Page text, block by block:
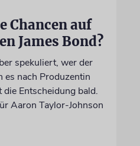
Chancen auf
James Bond?
spekuliert, wer der
nach Produzentin
Entscheidung bald.
Aaron Taylor-Johnson